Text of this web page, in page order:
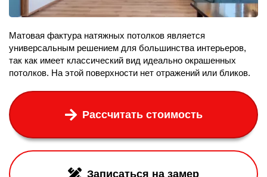
Матовая фактура натяжных потолков является
универсальным решением для большинства интерьеров,
так как имеет классический вид идеально окрашенных
потолков. На этой поверхности нет отражений или бликов.
Рассчитать стоимость
Записаться на замер